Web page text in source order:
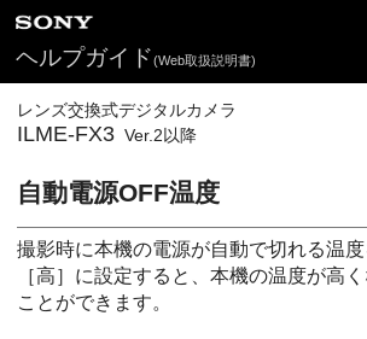
ヘルプガイド(Web取扱説明書)
レンズ交換式デジタルカメラ
ILME-FX3 Ver.2以降
自動電源OFF温度
撮影時に本機の電源が自動で切れる温度
［高］ に設定すると、本機の温度が高
ことができます。